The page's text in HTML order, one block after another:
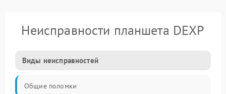
Неисправности планшета DEXP
Виды неисправностей
Общие поломки